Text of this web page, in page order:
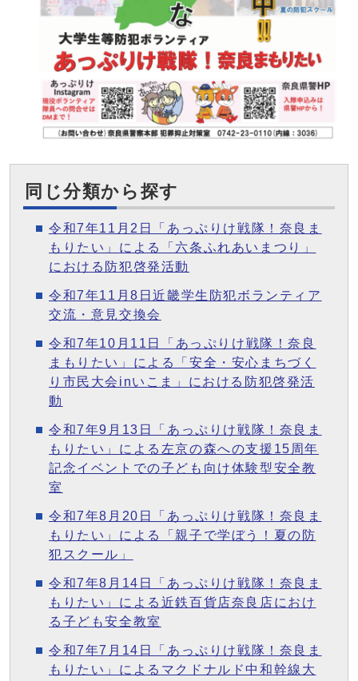
同じ分類から探す
令和7年11月2日「あっぷりけ戦隊！奈良ま
もりたい」による「六条ふれあいまつり」
における防犯啓発活動
令和7年11月8日近畿学生防犯ボランティア
交流・意見交換会
令和7年10月11日「あっぷりけ戦隊！奈良
まもりたい」による「安全・安心まちづく
り市民大会inいこま」における防犯啓発活
動
令和7年9月13日「あっぷりけ戦隊！奈良ま
もりたい」による左京の森への支援15周年
記念イベントでの子ども向け体験型安全教
室
令和7年8月20日「あっぷりけ戦隊！奈良ま
もりたい」による「親子で学ぼう！夏の防
犯スクール」
令和7年8月14日「あっぷりけ戦隊！奈良ま
もりたい」による近鉄百貨店奈良店におけ
る子ども安全教室
令和7年7月14日「あっぷりけ戦隊！奈良ま
もりたい」によるマクドナルド中和幹線大